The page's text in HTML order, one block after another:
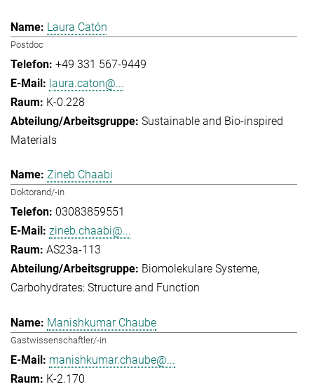
Laura Catón
Postdoc
+49 331 567-9449
laura.caton@...
K-0.228
Sustainable and Bio-inspired
Materials
Zineb Chaabi
Doktorand/-in
03083859551
zineb.chaabi@...
AS23a-113
Biomolekulare Systeme
Carbohydrates: Structure and Function
Manishkumar Chaube
Gastwissenschaftler/-in
manishkumar.chaube@...
K-2.170